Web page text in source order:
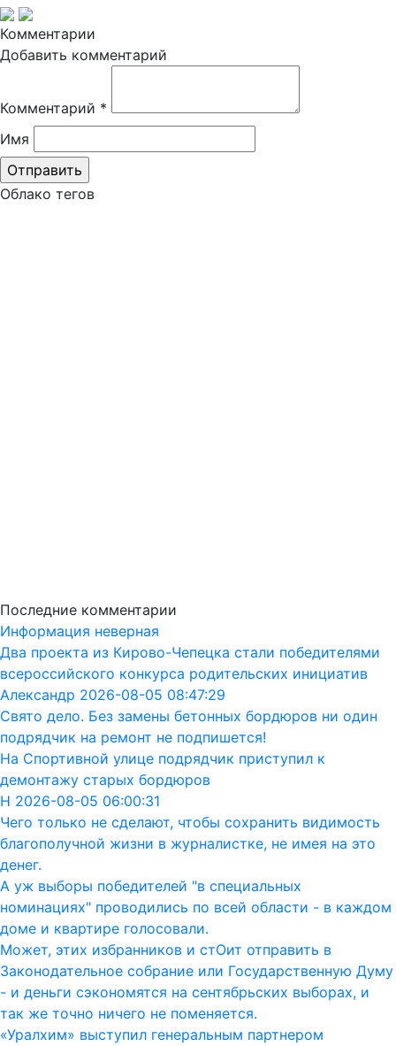
Комментарии
Добавить комментарий
Комментарий *
Имя
Облако тегов
Последние комментарии
Информация неверная
Два проекта из Кирово-Чепецка стали победителями
всероссийского конкурса родительских инициатив
Александр 2026-08-05 08:47:29
Свято дело. Без замены бетонных бордюров ни один
подрядчик на ремонт не подпишется!
На Спортивной улице подрядчик приступил к
демонтажу старых бордюров
Н 2026-08-05 06:00:31
Чего только не сделают, чтобы сохранить видимость
благополучной жизни в журналистке, не имея на это
денег.
А уж выборы победителей "в специальных
номинациях" проводились по всей области - в каждом
доме и квартире голосовали.
Может, этих избранников и стОит отправить в
Законодательное собрание или Государственную Думу
- и деньги сэкономятся на сентябрьских выборах, и
так же точно ничего не поменяется.
«Уралхим» выступил генеральным партнером